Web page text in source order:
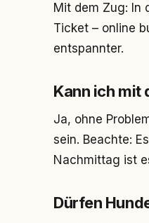
Mit dem Zug: In
Ticket – online
entspannter.
Kann ich mit
Ja, ohne
sein. Beachte:
Nachmittag ist
Dürfen